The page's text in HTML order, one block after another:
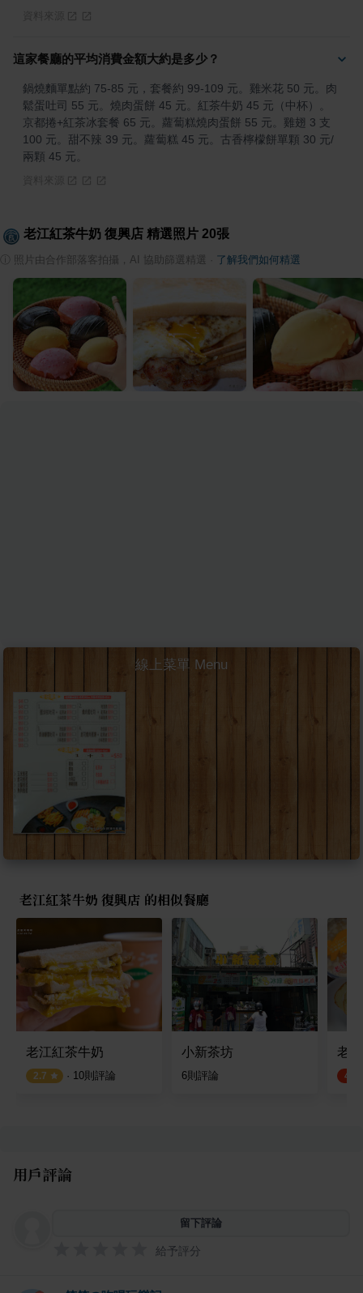
這家餐廳的平均消費金額大約是多少？
鍋燒麵單點約 75-85 元，套餐約 99-109 元。雞米花 50 元。肉
鬆蛋吐司 55 元。燒肉蛋餅 45 元。紅茶牛奶 45 元（中杯）。
京都捲+紅茶冰套餐 65 元。蘿蔔糕燒肉蛋餅 55 元。雞翅 3 支
100 元。甜不辣 39 元。蘿蔔糕 45 元。古香檸檬餅單顆 30 元/
兩顆 45 元。
老江紅茶牛奶 復興店 精選照片 20張
照片由合作部落客拍攝，AI 協助篩選精選 了解我們如何精選
線上菜單 Menu
老江紅茶牛奶 復興店 的相似餐廳
老江紅茶牛奶
2.7 · 10則評論
小新茶坊
6則評論
老
4.5
用戶評論
留下評論
給予評分